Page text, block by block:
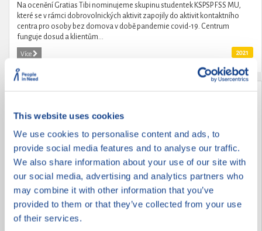
This website uses cookies
We use cookies to personalise content and ads, to
provide social media features and to analyse our traffic.
We also share information about your use of our site with
our social media, advertising and analytics partners who
may combine it with other information that you’ve
provided to them or that they’ve collected from your use
of their services.
Na ocenění Gratias Tibi nominujeme skupinu studentek KSPSP FSS MU,
které se v rámci dobrovolnických aktivit zapojily do aktivit kontaktního
centra pro osoby bez domova v době pandemie covid-19. Centrum
funguje dosud a klientům...
Více 2021